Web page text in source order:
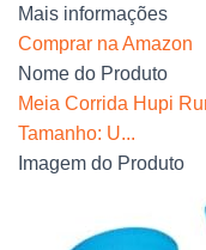
Mais informações
Comprar na Amazon
Nome do Produto
Meia Corrida Hupi
Tamanho: U...
Imagem do Produto